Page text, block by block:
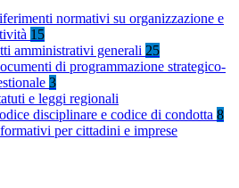
normativi su organizzazione e
15
amministrativi generali 25
di programmazione strategico-
3
e leggi regionali
disciplinare e codice di condotta 8
per cittadini e imprese